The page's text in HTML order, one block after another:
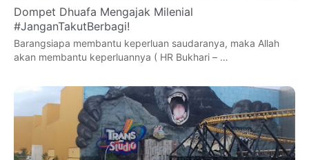
Dompet Dhuafa Mengajak Milenial
#JanganTakutBerbagi!
Barangsiapa membantu keperluan saudaranya, maka Allah
akan membantu keperluannya ( HR Bukhari – …